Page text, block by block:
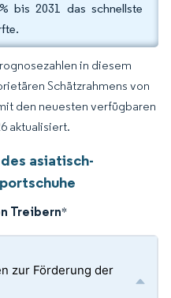
bis 2031 das schnellste
in diesem
Schätzrahmens von
den neuesten verfügbaren
aktualisiert.
asiatisch-
Treibern*
zur Förderung der